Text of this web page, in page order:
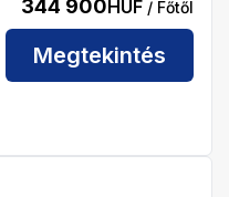
344 900HUF / Főtől
Megtekintés